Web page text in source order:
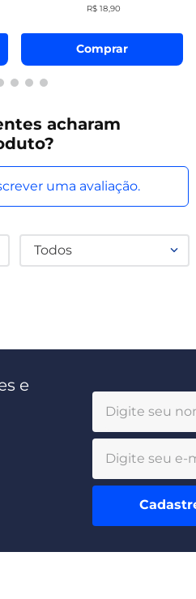
R$ 18,90
Comprar
acharam
uma avaliação.
Todos
e